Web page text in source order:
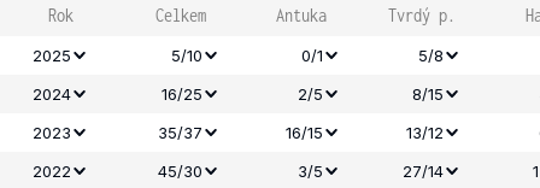
Rok Celkem Antuka Tvrdý p.
2025 5/10 0/1
5/8
2024
16/25 2/5 8/15
2023
35/37 16/15 13/12
2022
45/30 3/5 27/14